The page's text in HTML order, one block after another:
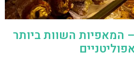
המאפיות השוות ביותר